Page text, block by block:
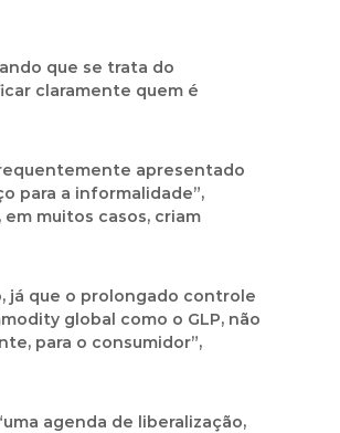
que se trata do
claramente quem é
apresentado
para a informalidade”,
muitos casos, criam
já que o prolongado controle
global como o GLP, não
para o consumidor”,
agenda de liberalização,